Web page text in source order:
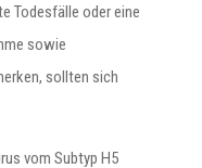
Todesfälle oder eine
sowie
sollten sich
vom Subtyp H5